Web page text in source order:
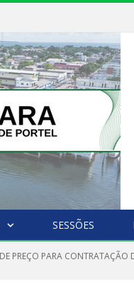
SESSÕES
PREÇO PARA CONTRATAÇÃO